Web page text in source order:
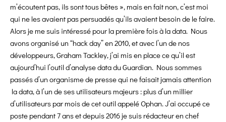
m’écoutent pas, ils sont tous bêtes », mais en fait non, c’est moi
qui ne les avaient pas persuadés qu’ils avaient besoin de le faire.
Alors je me suis intéressé pour la première fois à la data. Nous
avons organisé un “hack day” en 2010, et avec l’un de nos
développeurs, Graham Tackley, j’ai mis en place ce qu’il est
aujourd’hui l’outil d’analyse data du Guardian. Nous sommes
passés d’un organisme de presse qui ne faisait jamais attention
la data, à l’un de ses utilisateurs majeurs : plus d’un millier
d’utilisateurs par mois de cet outil appelé Ophan. J’ai occupé ce
poste pendant 7 ans et depuis 2016 je suis rédacteur en chef